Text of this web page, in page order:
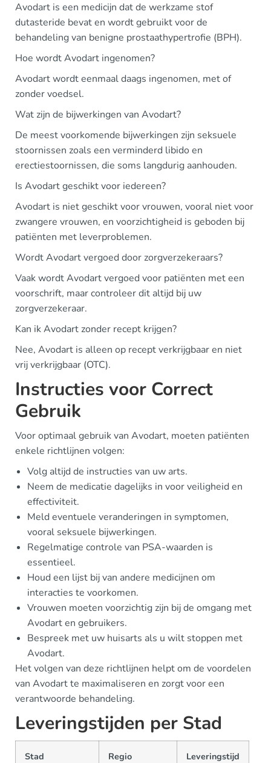
Avodart is een medicijn dat de werkzame stof
dutasteride bevat en wordt gebruikt voor de
behandeling van benigne prostaathypertrofie (BPH).
Hoe wordt Avodart ingenomen?
Avodart wordt eenmaal daags ingenomen, met of
zonder voedsel.
Wat zijn de bijwerkingen van Avodart?
De meest voorkomende bijwerkingen zijn seksuele
stoornissen zoals een verminderd libido en
erectiestoornissen, die soms langdurig aanhouden.
Is Avodart geschikt voor iedereen?
Avodart is niet geschikt voor vrouwen, vooral niet voor
zwangere vrouwen, en voorzichtigheid is geboden bij
patiënten met leverproblemen.
Wordt Avodart vergoed door zorgverzekeraars?
Vaak wordt Avodart vergoed voor patiënten met een
voorschrift, maar controleer dit altijd bij uw
zorgverzekeraar.
Kan ik Avodart zonder recept krijgen?
Nee, Avodart is alleen op recept verkrijgbaar en niet
vrij verkrijgbaar (OTC).
Instructies voor Correct
Gebruik
Voor optimaal gebruik van Avodart, moeten patiënten
enkele richtlijnen volgen:
Volg altijd de instructies van uw arts.
Neem de medicatie dagelijks in voor veiligheid en
effectiviteit.
Meld eventuele veranderingen in symptomen,
vooral seksuele bijwerkingen.
Regelmatige controle van PSA-waarden is
essentieel.
Houd een lijst bij van andere medicijnen om
interacties te voorkomen.
Vrouwen moeten voorzichtig zijn bij de omgang met
Avodart en gebruikers.
Bespreek met uw huisarts als u wilt stoppen met
Avodart.
Het volgen van deze richtlijnen helpt om de voordelen
van Avodart te maximaliseren en zorgt voor een
verantwoorde behandeling.
Leveringstijden per Stad
Stad Regio Leveringstijd